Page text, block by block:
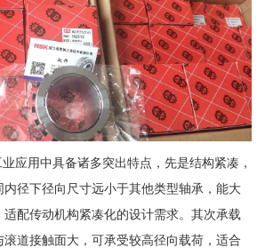
应用中具备诸多突出特点，先是结构紧凑，
径下径向尺寸远小于其他类型轴承，能大
配传动机构紧凑化的设计需求。其次承载
道接触面大，可承受较高径向载荷，适合